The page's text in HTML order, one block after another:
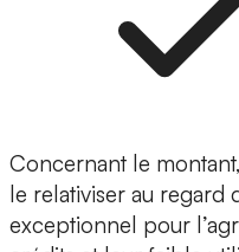
Concernant le
le relativiser au regard
exceptionnel pour